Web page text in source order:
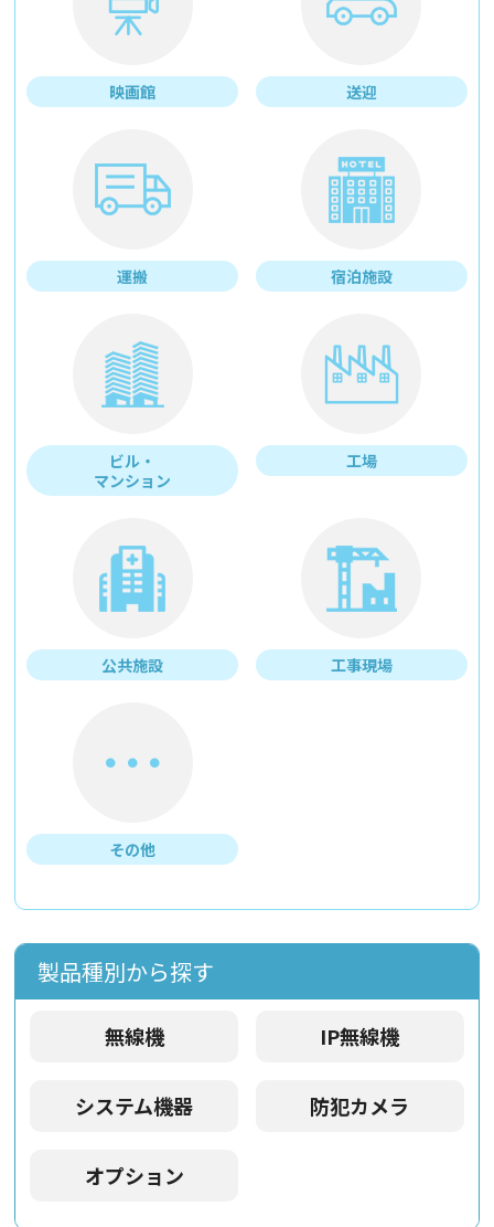
映画館 送迎
運搬 宿泊施設
ビル・
マンション
工場
公共施設 工事現場
その他
製品種別から探す
無線機 IP無線機
システム機器 防犯カメラ
オプション